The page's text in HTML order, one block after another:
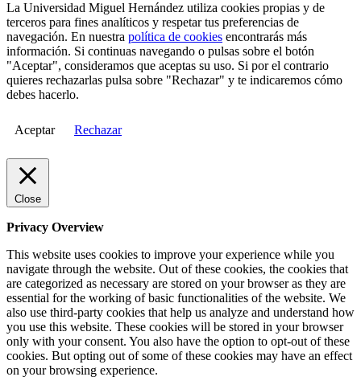
La Universidad Miguel Hernández utiliza cookies propias y de
terceros para fines analíticos y respetar tus preferencias de
navegación. En nuestra política de cookies encontrarás más
información. Si continuas navegando o pulsas sobre el botón
"Aceptar", consideramos que aceptas su uso. Si por el contrario
quieres rechazarlas pulsa sobre "Rechazar" y te indicaremos cómo
debes hacerlo.
Aceptar Rechazar
Close
Privacy Overview
This website uses cookies to improve your experience while you
navigate through the website. Out of these cookies, the cookies that
are categorized as necessary are stored on your browser as they are
essential for the working of basic functionalities of the website. We
also use third-party cookies that help us analyze and understand how
you use this website. These cookies will be stored in your browser
only with your consent. You also have the option to opt-out of these
cookies. But opting out of some of these cookies may have an effect
on your browsing experience.